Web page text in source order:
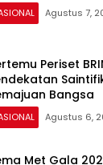
Agustus 7,
Periset
Bangsa
Agustus 6,
Met Gala